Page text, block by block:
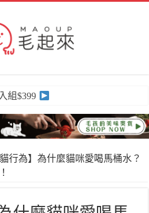
組$399
貓行為】為什麼貓咪愛喝馬桶水？